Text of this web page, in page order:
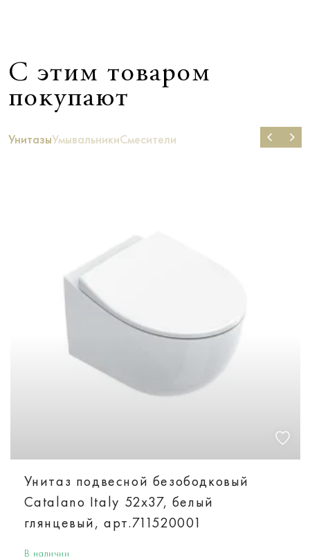
С этим товаром
покупают
УнитазыУмывальникиСмесители
Унитаз подвесной безободковый
Catalano Italy 52х37, белый
глянцевый, арт.711520001
В наличии